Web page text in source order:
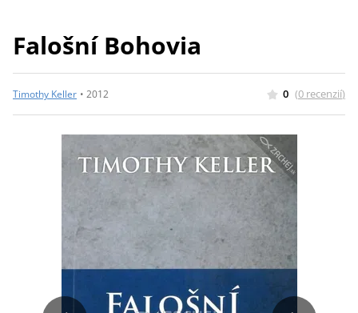
Falošní Bohovia
Timothy Keller • 2012 0 (0 recenzií)